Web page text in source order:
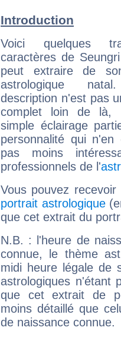
Introduction
Voici quelques
caractères de
peut extraire de
astrologique
description n'est pas
complet loin de là,
simple éclairage
personnalité qui n'en
pas moins
professionnels de l'
Vous pouvez
portrait astrologique
que cet extrait du
N.B. : l'heure de
connue, le thème
midi heure légale de
astrologiques n'étant
que cet extrait de
moins détaillé que
de naissance connue.